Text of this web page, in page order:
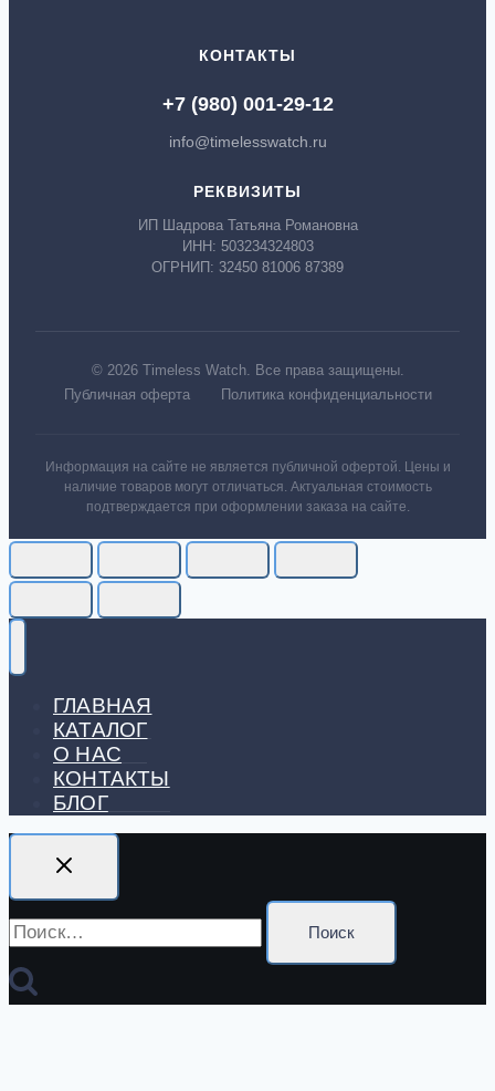
КОНТАКТЫ
+7 (980) 001-29-12
info@timelesswatch.ru
РЕКВИЗИТЫ
ИП Шадрова Татьяна Романовна
ИНН: 503234324803
ОГРНИП: 32450 81006 87389
© 2026 Timeless Watch. Все права защищены.
Публичная оферта
Политика конфиденциальности
Информация на сайте не является публичной офертой. Цены и
наличие товаров могут отличаться. Актуальная стоимость
подтверждается при оформлении заказа на сайте.
ГЛАВНАЯ
КАТАЛОГ
О НАС
КОНТАКТЫ
БЛОГ
Найти: